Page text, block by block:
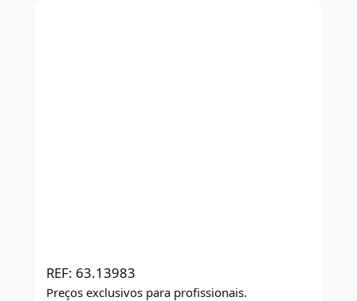
REF: 63.13983
Preços exclusivos para profissionais.